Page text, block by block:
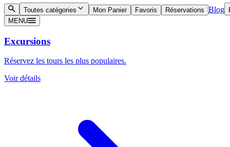
Toutes catégories Mon Panier Favoris Réservations Blog
MENU
Excursions
Réservez les tours les plus populaires.
Voir détails